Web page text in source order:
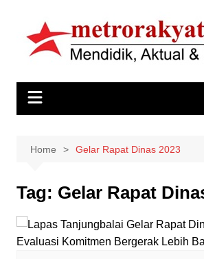
content
Home Gelar Rapat Dinas 2023
Tag: Gelar Rapat